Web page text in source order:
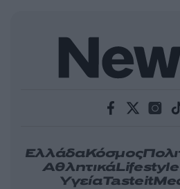
ΕλλάδαΚόσμος
ΑθλητικάLifestyle
ΥγείαTasteit